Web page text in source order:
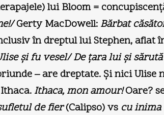
lui Bloom =
Gerty MacDowell: Bărbat
în dreptul lui Stephen, aflat
şi fu vesel/ De ţara lui şi
– are dreptate. Şi nici
Ithaca, mon amour!Oare?
de fier(Calipso) vs cu